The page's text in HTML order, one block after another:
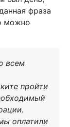
фраза
можно
всем
пройти
оплатили